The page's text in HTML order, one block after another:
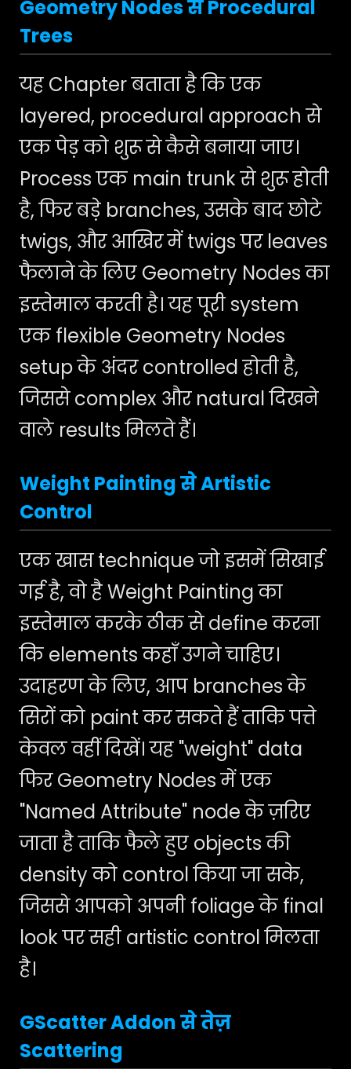
Geometry Nodes से Procedural
Trees
यह Chapter बताता है कि एक
layered, procedural approach से
एक पेड़ को शुरू से कैसे बनाया जाए।
Process एक main trunk से शुरू होती
है, फिर बड़े branches, उसके बाद छोटे
twigs, और आखिर में twigs पर leaves
फैलाने के लिए Geometry Nodes का
इस्तेमाल करती है। यह पूरी system
एक flexible Geometry Nodes
setup के अंदर controlled होती है,
जिससे complex और natural दिखने
वाले results मिलते हैं।
Weight Painting से Artistic
Control
एक खास technique जो इसमें सिखाई
गई है, वो है Weight Painting का
इस्तेमाल करके ठीक से define करना
कि elements कहाँ उगने चाहिए।
उदाहरण के लिए, आप branches के
सिरों को paint कर सकते हैं ताकि पत्ते
केवल वहीं दिखें। यह "weight" data
फिर Geometry Nodes में एक
"Named Attribute" node के ज़रिए
जाता है ताकि फैले हुए objects की
density को control किया जा सके,
जिससे आपको अपनी foliage के final
look पर सही artistic control मिलता
है।
GScatter Addon से तेज़
Scattering